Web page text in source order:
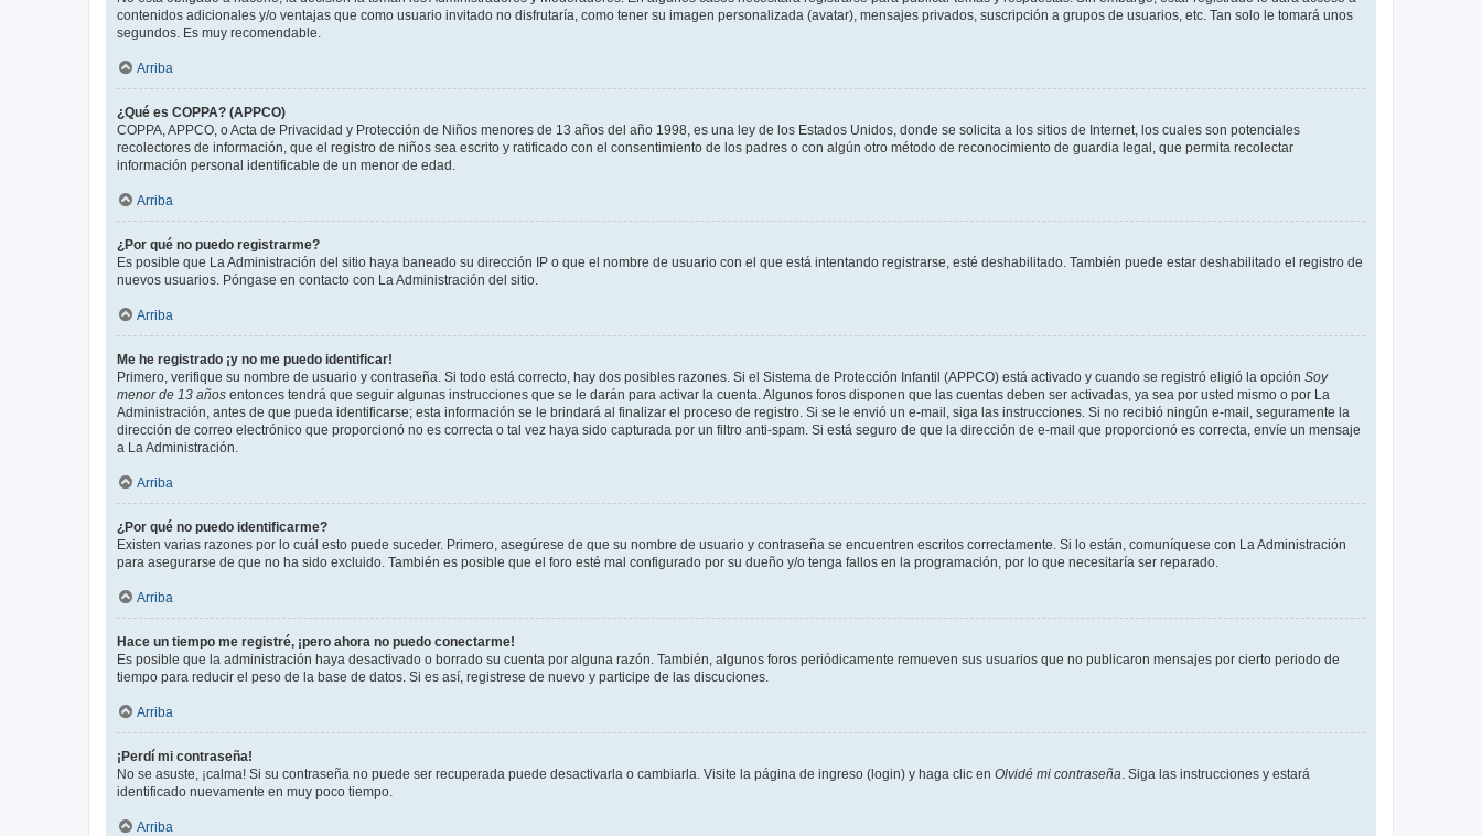
contenidos adicionales y/o ventajas que como usuario invitado no disfrutaría, como tener su imagen personalizada (avatar), mensajes privados, suscripción a grupos de usuarios, etc. Tan solo le tomará unos
segundos. Es muy recomendable.
Arriba
¿Qué es COPPA? (APPCO)
COPPA, APPCO, o Acta de Privacidad y Protección de Niños menores de 13 años del año 1998, es una ley de los Estados Unidos, donde se solicita a los sitios de Internet, los cuales son potenciales
recolectores de información, que el registro de niños sea escrito y ratificado con el consentimiento de los padres o con algún otro método de reconocimiento de guardia legal, que permita recolectar
información personal identificable de un menor de edad.
Arriba
¿Por qué no puedo registrarme?
Es posible que La Administración del sitio haya baneado su dirección IP o que el nombre de usuario con el que está intentando registrarse, esté deshabilitado. También puede estar deshabilitado el registro de
nuevos usuarios. Póngase en contacto con La Administración del sitio.
Arriba
Me he registrado ¡y no me puedo identificar!
Primero, verifique su nombre de usuario y contraseña. Si todo está correcto, hay dos posibles razones. Si el Sistema de Protección Infantil (APPCO) está activado y cuando se registró eligió la opción Soy
menor de 13 años entonces tendrá que seguir algunas instrucciones que se le darán para activar la cuenta. Algunos foros disponen que las cuentas deben ser activadas, ya sea por usted mismo o por La
Administración, antes de que pueda identificarse; esta información se le brindará al finalizar el proceso de registro. Si se le envió un e-mail, siga las instrucciones. Si no recibió ningún e-mail, seguramente la
dirección de correo electrónico que proporcionó no es correcta o tal vez haya sido capturada por un filtro anti-spam. Si está seguro de que la dirección de e-mail que proporcionó es correcta, envíe un mensaje
a La Administración.
Arriba
¿Por qué no puedo identificarme?
Existen varias razones por lo cuál esto puede suceder. Primero, asegúrese de que su nombre de usuario y contraseña se encuentren escritos correctamente. Si lo están, comuníquese con La Administración
para asegurarse de que no ha sido excluido. También es posible que el foro esté mal configurado por su dueño y/o tenga fallos en la programación, por lo que necesitaría ser reparado.
Arriba
Hace un tiempo me registré, ¡pero ahora no puedo conectarme!
Es posible que la administración haya desactivado o borrado su cuenta por alguna razón. También, algunos foros periódicamente remueven sus usuarios que no publicaron mensajes por cierto periodo de
tiempo para reducir el peso de la base de datos. Si es así, registrese de nuevo y participe de las discuciones.
Arriba
¡Perdí mi contraseña!
No se asuste, ¡calma! Si su contraseña no puede ser recuperada puede desactivarla o cambiarla. Visite la página de ingreso (login) y haga clic en Olvidé mi contraseña . Siga las instrucciones y estará
identificado nuevamente en muy poco tiempo.
Arriba